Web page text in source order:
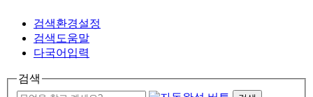
검색환경설정
검색도움말
다국어입력
검색